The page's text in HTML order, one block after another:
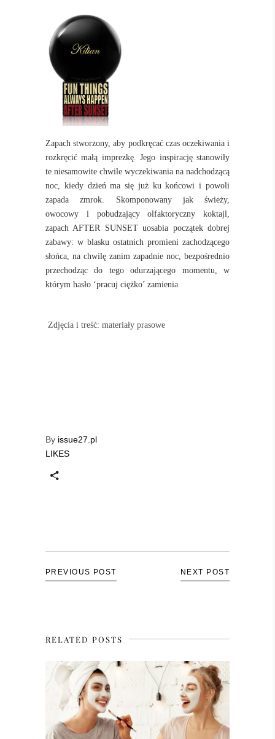
Zapach stworzony, aby podkręcać czas oczekiwania i
rozkręcić małą imprezkę. Jego inspirację stanowiły
te niesamowite chwile wyczekiwania na nadchodzącą
noc, kiedy dzień ma się już ku końcowi i powoli
zapada zmrok. Skomponowany jak świeży,
owocowy i pobudzający olfaktoryczny koktajl,
zapach AFTER SUNSET uosabia początek dobrej
zabawy: w blasku ostatnich promieni zachodzącego
słońca, na chwilę zanim zapadnie noc, bezpośrednio
przechodząc do tego odurzającego momentu, w
którym hasło ‘pracuj ciężko’ zamienia
Zdjęcia i treść: materiały prasowe
By issue27.pl
LIKES
PREVIOUS POST NEXT POST
RELATED POSTS